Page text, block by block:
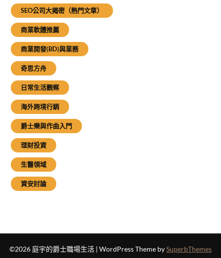
SEO公司大揭密（熱門文章）
商業軟體推薦
商業開發(BD)與業務
奇思方舟
日常生活觀察
海外跨境行銷
爵士樂與作曲入門
理財投資
生醫領域
資安討論
©2026 庭宇的爵士職場生活 | WordPress Theme bySuperbThemes